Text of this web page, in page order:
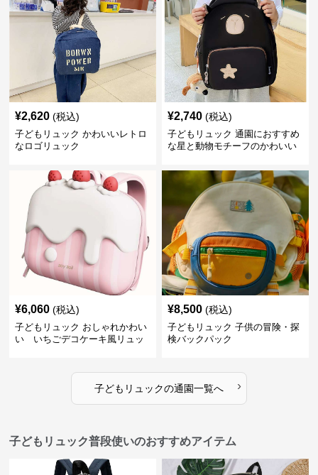
¥2,620 (税込)
子どもリュック かわいいレトロ
なロゴリュック
¥2,740 (税込)
子どもリュック 通園におすすめ
な星と動物モチーフのかわいい
¥6,060 (税込)
子どもリュック おしゃれかわい
い いちごデコケーキ風リュッ
¥8,500 (税込)
子どもリュック 子供の冒険・探
検バックパック
子どもリュックの通園一覧へ ›
子どもリュック普段使いのおすすめアイテム